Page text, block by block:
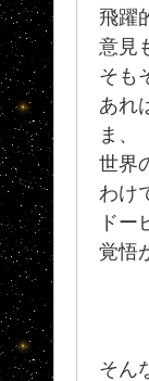
飛躍
意見
そも
あれ
ま、
世界
わけ
ドー
覚悟
そん